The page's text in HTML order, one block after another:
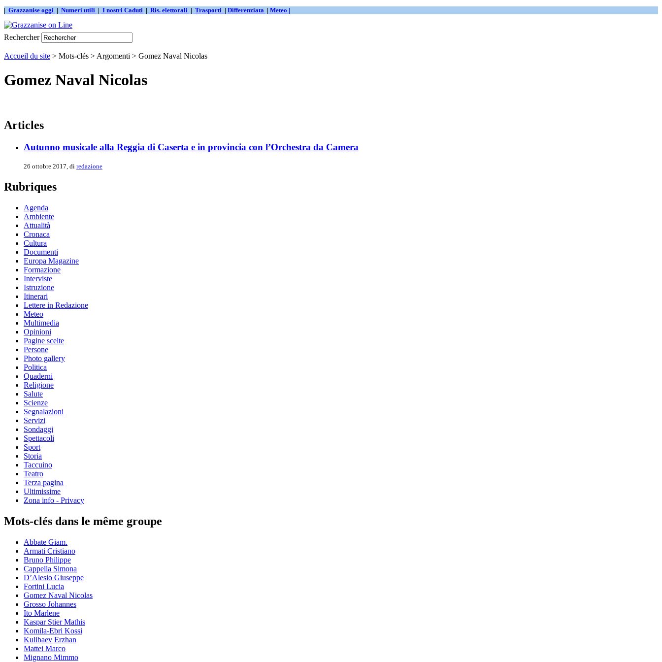
| Grazzanise oggi | Numeri utili | I nostri Caduti | Ris. elettorali | Trasporti | Differenziata | Meteo |
Rechercher
Accueil du site > Mots-clés > Argomenti > Gomez Naval Nicolas
Gomez Naval Nicolas
Articles
Autunno musicale alla Reggia di Caserta e in provincia con l’Orchestra da Camera
26 ottobre 2017, di redazione
Rubriques
Agenda
Ambiente
Attualità
Cronaca
Cultura
Documenti
Europa Magazine
Formazione
Interviste
Istruzione
Itinerari
Lettere in Redazione
Meteo
Multimedia
Opinioni
Pagine scelte
Persone
Photo gallery
Politica
Quaderni
Religione
Salute
Scienze
Segnalazioni
Servizi
Sondaggi
Spettacoli
Sport
Storia
Taccuino
Teatro
Terza pagina
Ultimissime
Zona info - Privacy
Mots-clés dans le même groupe
Abbate Giam.
Armati Cristiano
Bruno Philippe
Cappella Simona
D’Alesio Giuseppe
Fortini Lucia
Gomez Naval Nicolas
Grosso Johannes
Ito Marlene
Kaspar Stier Mathis
Komila-Ebri Kossi
Kulibaev Erzhan
Mattei Marco
Mignano Mimmo